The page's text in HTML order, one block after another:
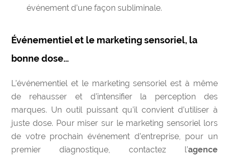
événement d’une façon subliminale.
Événementiel et le marketing sensoriel, la
bonne dose…
L’événementiel et le marketing sensoriel est à même
de rehausser et d’intensifier la perception des
marques. Un outil puissant qu’il convient d’utiliser à
juste dose. Pour miser sur le marketing sensoriel lors
de votre prochain événement d’entreprise, pour un
premier diagnostique, contactez l’agence